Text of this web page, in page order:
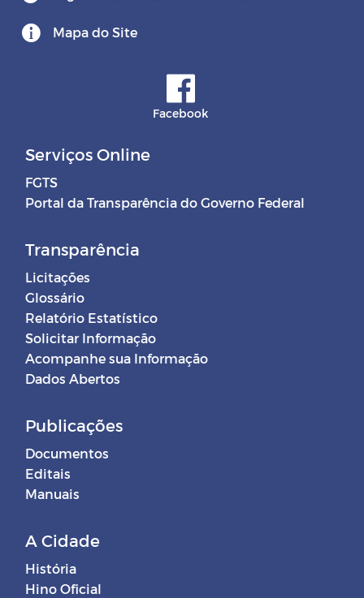
Lei - Sistema de Controle Interno
Lei de Criação do IPM e alterações
Leis de vencimentos de cargos eletivos
comissionados
DECRETOS MUNICIPAIS -
CORONAVÍRUS (COVID-19)
Mapa do Site
Facebook
Serviços Online
FGTS
Portal da Transparência do Governo Federal
Transparência
Licitações
Glossário
Relatório Estatístico
Solicitar Informação
Acompanhe sua Informação
Dados Abertos
Publicações
Documentos
Editais
Manuais
A Cidade
História
Hino Oficial